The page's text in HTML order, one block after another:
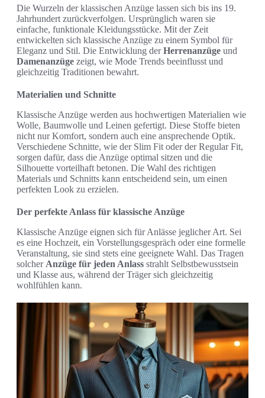
Die Wurzeln der klassischen Anzüge lassen sich bis ins 19.
Jahrhundert zurückverfolgen. Ursprünglich waren sie
einfache, funktionale Kleidungsstücke. Mit der Zeit
entwickelten sich klassische Anzüge zu einem Symbol für
Eleganz und Stil. Die Entwicklung derHerrenanzüge und
Damenanzüge zeigt, wie Mode Trends beeinflusst und
gleichzeitig Traditionen bewahrt.
Materialien und Schnitte
Klassische Anzüge werden aus hochwertigen Materialien wie
Wolle, Baumwolle und Leinen gefertigt. Diese Stoffe bieten
nicht nur Komfort, sondern auch eine ansprechende Optik.
Verschiedene Schnitte, wie der Slim Fit oder der Regular Fit,
sorgen dafür, dass die Anzüge optimal sitzen und die
Silhouette vorteilhaft betonen. Die Wahl des richtigen
Materials und Schnitts kann entscheidend sein, um einen
perfekten Look zu erzielen.
Der perfekte Anlass für klassische Anzüge
Klassische Anzüge eignen sich für Anlässe jeglicher Art. Sei
es eine Hochzeit, ein Vorstellungsgespräch oder eine formelle
Veranstaltung, sie sind stets eine geeignete Wahl. Das Tragen
solcher Anzüge für jeden Anlass strahlt Selbstbewusstsein
und Klasse aus, während der Träger sich gleichzeitig
wohlfühlen kann.